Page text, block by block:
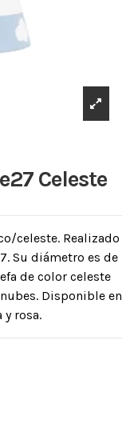
Celeste
celeste. Realizado
Su diámetro es de
de color celeste
Disponible en
rosa.